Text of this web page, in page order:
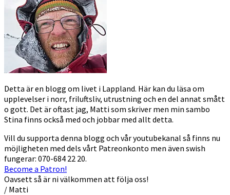
Detta är en blogg om livet i Lappland. Här kan du läsa om
upplevelser i norr, friluftsliv, utrustning och en del annat smått
o gott. Det är oftast jag, Matti som skriver men min sambo
Stina finns också med och jobbar med allt detta.
Vill du supporta denna blogg och vår youtubekanal så finns nu
möjligheten med dels vårt Patreonkonto men även swish
fungerar: 070-684 22 20.
Become a Patron!
Oavsett så är ni välkommen att följa oss!
/ Matti